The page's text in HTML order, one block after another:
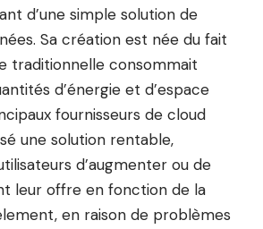
d’une simple solution de
Sa création est née du fait
traditionnelle consommait
d’énergie et d’espace
fournisseurs de cloud
une solution rentable,
d’augmenter ou de
leur offre en fonction de la
en raison de problèmes